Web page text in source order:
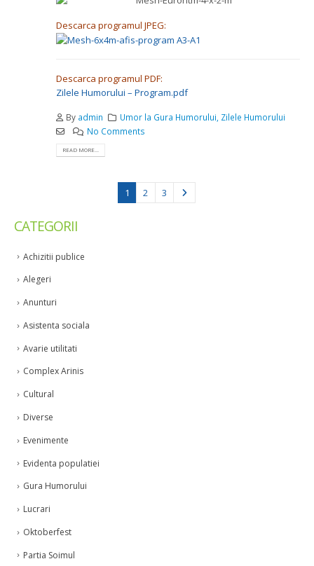
Descarca programul JPEG:
Descarca programul PDF:
Zilele Humorului – Program.pdf
By admin Umor la Gura Humorului Zilele Humorului
No Comments
READ MORE...
1 2 3
CATEGORII
Achizitii publice
Alegeri
Anunturi
Asistenta sociala
Avarie utilitati
Complex Arinis
Cultural
Diverse
Evenimente
Evidenta populatiei
Gura Humorului
Lucrari
Oktoberfest
Partia Soimul